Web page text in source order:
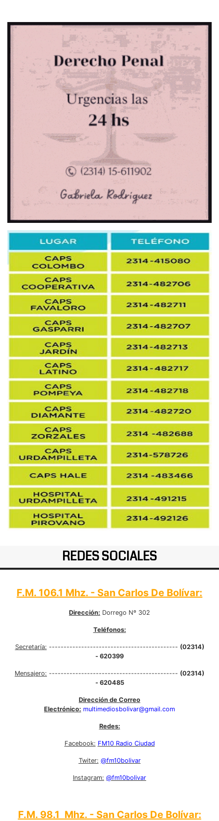
REDES SOCIALES
F.M. 106.1 Mhz. - San Carlos De Bolívar:
Dirección: Dorrego Nº 302
Teléfonos:
Secretaría: -------------------------------------------- (02314)
- 620399
Mensajero: -------------------------------------------- (02314)
- 620485
Dirección de Correo
Electrónico: multimediosbolivar@gmail.com
Redes:
Facebook: FM10 Radio Ciudad
Twiter: @fm10bolivar
Instagram: @fm10bolivar
F.M. 98.1 Mhz. - San Carlos De Bolívar: